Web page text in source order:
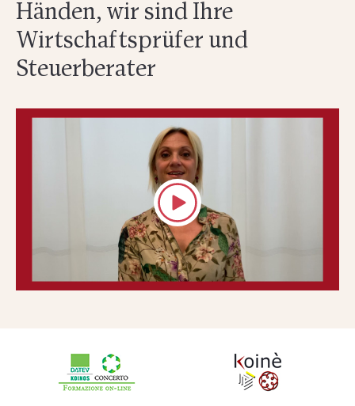
Händen, wir sind Ihre
Wirtschaftsprüfer und
Steuerberater